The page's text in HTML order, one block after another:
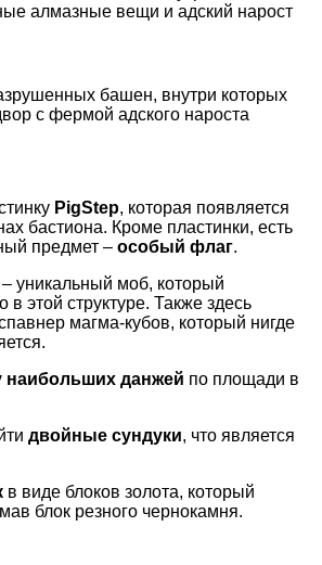
алмазные вещи и адский нарост
башен, внутри которых
с фермой адского нароста
PigStep, которая появляется
бастиона. Кроме пластинки, есть
предмет – особый флаг.
– уникальный моб, который
в этой структуре. Также здесь
магма-кубов, который нигде
наибольших данжей по площади в
двойные сундуки, что является
в виде блоков золота, который
блок резного чернокамня.